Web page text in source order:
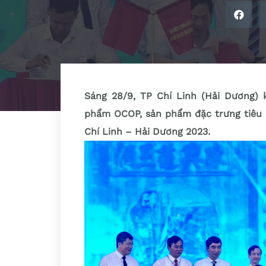
Sáng 28/9, TP Chí Linh (Hải
phẩm OCOP, sản phẩm đặc trưng
Chí Linh – Hải Dương 2023.